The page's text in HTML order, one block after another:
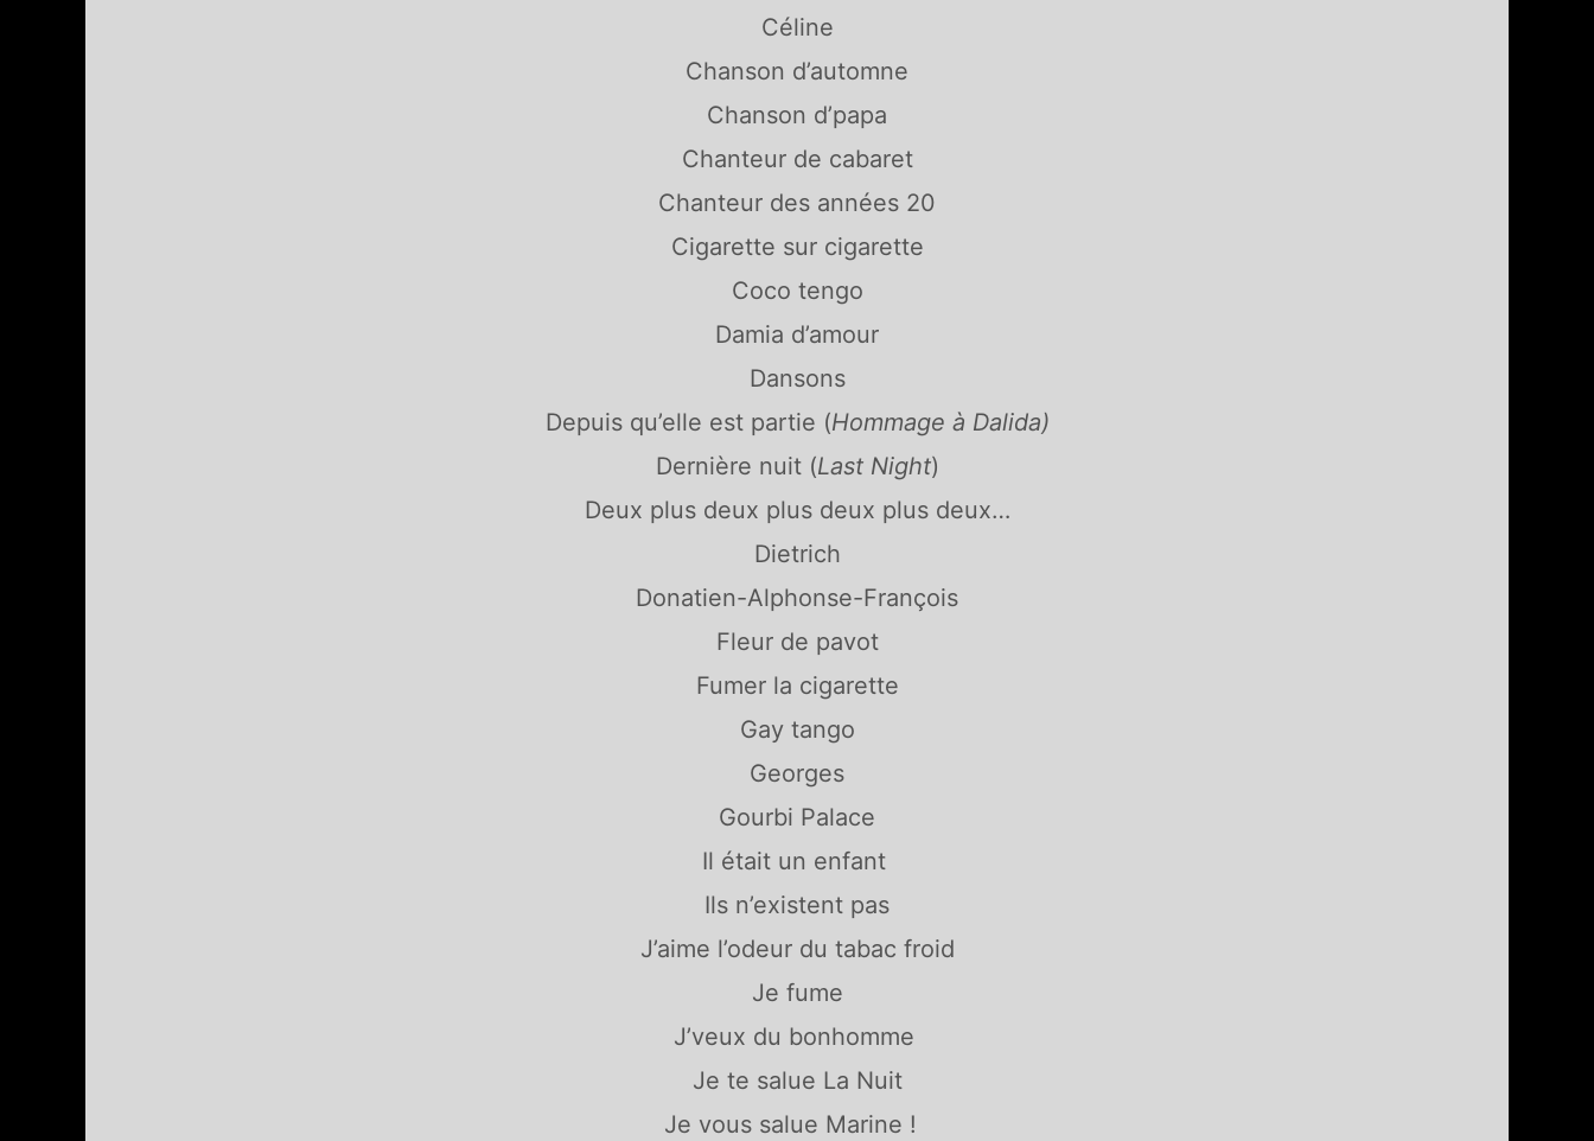
Céline
Chanson d’automne
Chanson d’papa
Chanteur de cabaret
Chanteur des années 20
Cigarette sur cigarette
Coco tengo
Damia d’amour
Dansons
Depuis qu’elle est partie (Hommage à Dalida)
Dernière nuit (Last Night)
Deux plus deux plus deux plus deux…
Dietrich
Donatien-Alphonse-François
Fleur de pavot
Fumer la cigarette
Gay tango
Georges
Gourbi Palace
Il était un enfant
Ils n’existent pas
J’aime l’odeur du tabac froid
Je fume
J’veux du bonhomme
Je te salue La Nuit
Je vous salue Marine !